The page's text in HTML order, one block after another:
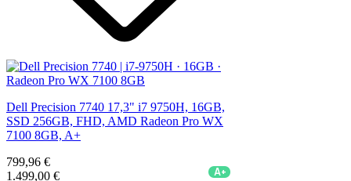
Dell Precision 7740 17,3" i7 9750H, 16GB,
SSD 256GB, FHD, AMD Radeon Pro WX
7100 8GB, A+
799,96 €
1.499,00 €
A+